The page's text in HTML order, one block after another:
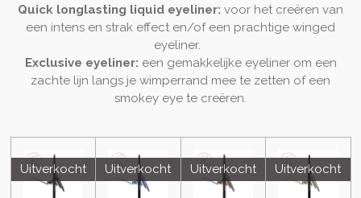
Quick longlasting liquid eyeliner: voor het creëren van
een intens en strak effect en/of een prachtige winged
eyeliner.
Exclusive eyeliner: een gemakkelijke eyeliner om een
zachte lijn langs je wimperrand mee te zetten of een
smokey eye te creëren.
Uitverkocht Uitverkocht Uitverkocht Uitverkocht